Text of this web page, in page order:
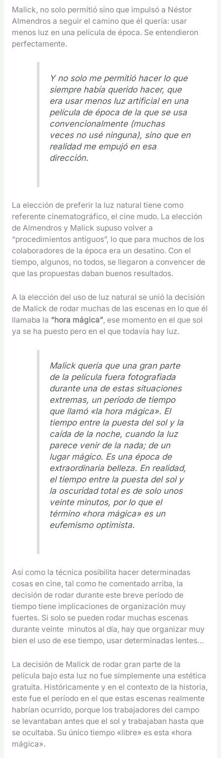
Malick, no solo permitió sino que impulsó a Néstor
Almendros a seguir el camino que él quería: usar
menos luz en una película de época. Se entendieron
perfectamente.
Y no solo me permitió hacer lo que
siempre había querido hacer, que
era usar menos luz artificial en una
película de época de la que se usa
convencionalmente (muchas
veces no usé ninguna), sino que en
realidad me empujó en esa
dirección.
La elección de preferir la luz natural tiene como
referente cinematográfico, el cine mudo. La elección
de Almendros y Malick supuso volver a
“procedimientos antiguos”, lo que para muchos de los
colaboradores de la época era un desatino. Con el
tiempo, algunos, no todos, se llegaron a convencer de
que las propuestas daban buenos resultados.
A la elección del uso de luz natural se unió la decisión
de Malick de rodar muchas de las escenas en lo que él
llamaba la “hora mágica”, ese momento en el que sol
ya se ha puesto pero en el que todavía hay luz.
Malick quería que una gran parte
de la película fuera fotografiada
durante una de estas situaciones
extremas, un período de tiempo
que llamó «la hora mágica». El
tiempo entre la puesta del sol y la
caída de la noche, cuando la luz
parece venir de la nada; de un
lugar mágico. Es una época de
extraordinaria belleza. En realidad,
el tiempo entre la puesta del sol y
la oscuridad total es de solo unos
veinte minutos, por lo que el
término «hora mágica» es un
eufemismo optimista.
Así como la técnica posibilita hacer determinadas
cosas en cine, tal como he comentado arriba, la
decisión de rodar durante este breve período de
tiempo tiene implicaciones de organización muy
fuertes. Si solo se pueden rodar muchas escenas
durante veinte minutos al día, hay que organizar muy
bien el uso de ese tiempo, usar determinadas lentes…
La decisión de Malick de rodar gran parte de la
película bajo esta luz no fue simplemente una estética
gratuita. Históricamente y en el contexto de la historia,
este fue el período en el que estas escenas realmente
habrían ocurrido, porque los trabajadores del campo
se levantaban antes que el sol y trabajaban hasta que
se ocultaba. Su único tiempo «libre» es esta «hora
mágica».